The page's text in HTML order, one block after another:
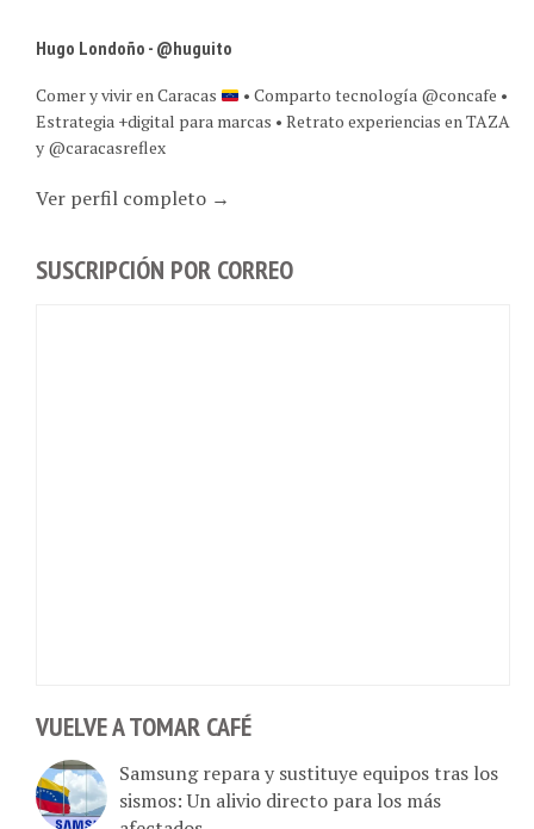
Estrategia +digital para marcas • Retrato experiencias en TAZA
y @caracasreflex
Ver perfil completo →
SUSCRIPCIÓN POR CORREO
VUELVE A TOMAR CAFÉ
Samsung repara y sustituye equipos tras los
sismos: Un alivio directo para los más
afectados